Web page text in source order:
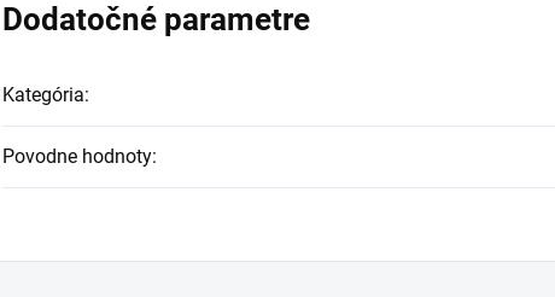
Dodatočné parametre
Kategória:
Povodne hodnoty: